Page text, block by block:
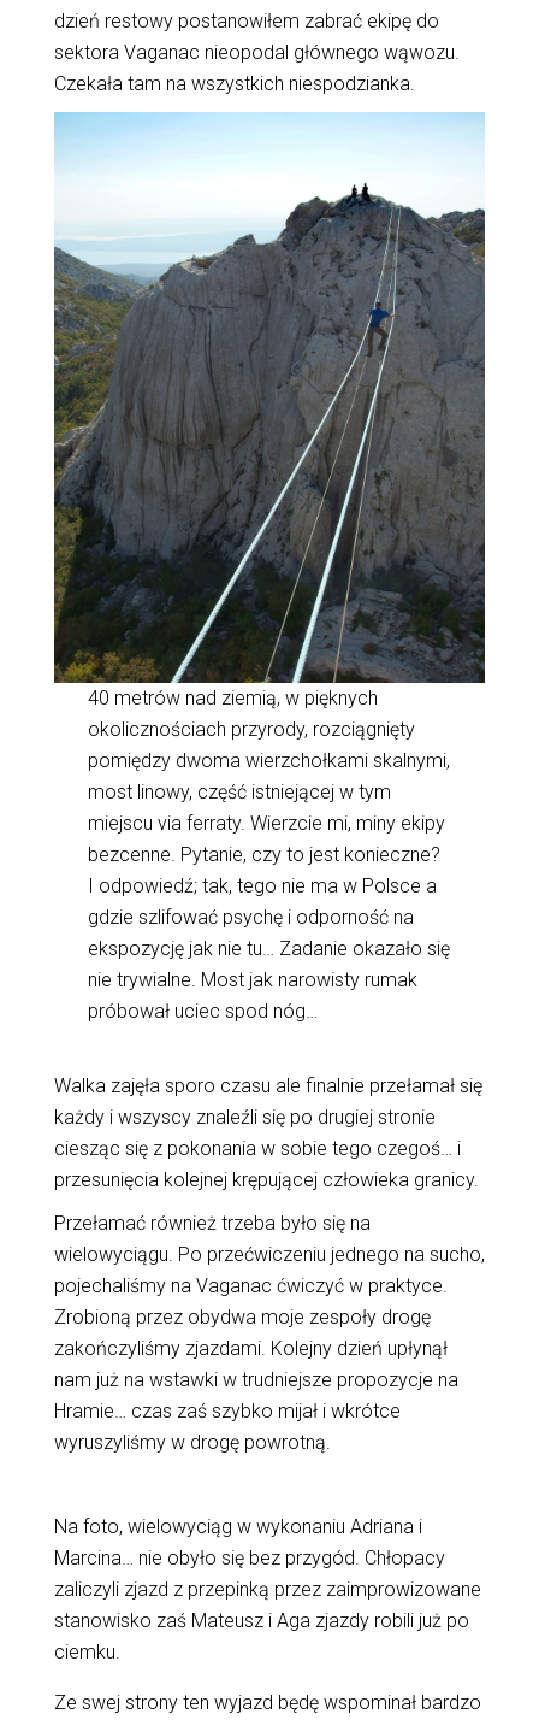
dzień restowy postanowiłem zabrać ekipę do
sektora Vaganac nieopodal głównego wąwozu.
Czekała tam na wszystkich niespodzianka.
40 metrów nad ziemią, w pięknych
okolicznościach przyrody, rozciągnięty
pomiędzy dwoma wierzchołkami skalnymi,
most linowy, część istniejącej w tym
miejscu via ferraty. Wierzcie mi, miny ekipy
bezcenne. Pytanie, czy to jest konieczne?
I odpowiedź; tak, tego nie ma w Polsce a
gdzie szlifować psychę i odporność na
ekspozycję jak nie tu… Zadanie okazało się
nie trywialne. Most jak narowisty rumak
próbował uciec spod nóg…
Walka zajęła sporo czasu ale finalnie przełamał się
każdy i wszyscy znaleźli się po drugiej stronie
ciesząc się z pokonania w sobie tego czegoś… i
przesunięcia kolejnej krępującej człowieka granicy.
Przełamać również trzeba było się na
wielowyciągu. Po przećwiczeniu jednego na sucho,
pojechaliśmy na Vaganac ćwiczyć w praktyce.
Zrobioną przez obydwa moje zespoły drogę
zakończyliśmy zjazdami. Kolejny dzień upłynął
nam już na wstawki w trudniejsze propozycje na
Hramie… czas zaś szybko mijał i wkrótce
wyruszyliśmy w drogę powrotną.
Na foto, wielowyciąg w wykonaniu Adriana i
Marcina… nie obyło się bez przygód. Chłopacy
zaliczyli zjazd z przepinką przez zaimprowizowane
stanowisko zaś Mateusz i Aga zjazdy robili już po
ciemku.
Ze swej strony ten wyjazd będę wspominał bardzo